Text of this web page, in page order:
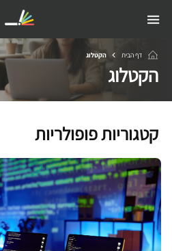
דף הבית הקטלוג
הקטלוג
קטגוריות פופולריות